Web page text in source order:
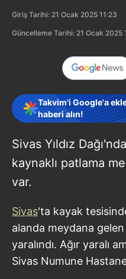
Giriş Tarihi: 21 Ocak 2025 11:23
Güncelleme Tarihi: 21 Ocak 2025
Takvim'i Google'a
haberi alın!
Sivas Yıldız
kaynaklı patlama
var.
Sivas'ta kayak
alanda meydana
yaralındı. Ağır yaralı
Sivas Numune